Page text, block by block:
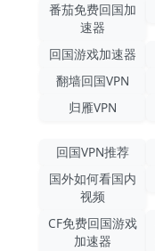
番茄免费回国加
速器
回国游戏加速器
翻墙回国VPN
归雁VPN
回国VPN推荐
国外如何看国内
视频
CF免费回国游戏
加速器